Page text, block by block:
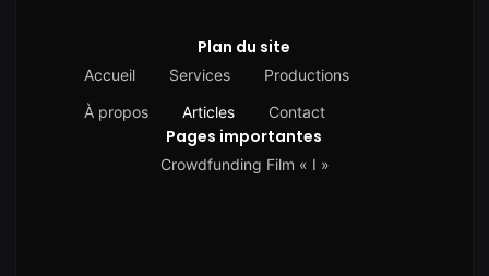
Plan du site
Accueil Services
Productions
À propos
Articles Contact
Pages importantes
Crowdfunding Film « I »